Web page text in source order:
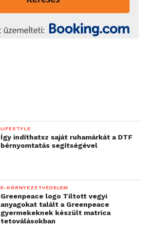
LIFESTYLE
Így indíthatsz saját ruhamárkát a DTF
bérnyomtatás segítségével
E-KÖRNYEZETVÉDELEM
Greenpeace logo Tiltott vegyi
anyagokat talált a Greenpeace
gyermekeknek készült matrica
tetoválásokban